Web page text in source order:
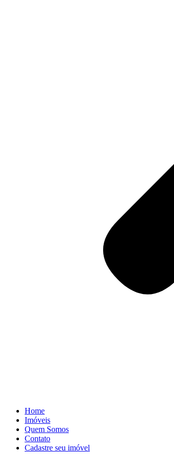
Home
Imóveis
Quem Somos
Contato
Cadastre seu imóvel